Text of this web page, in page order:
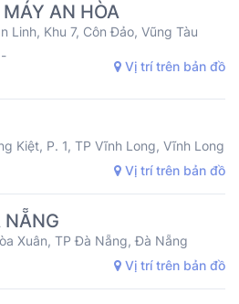
AN HÒA
Linh, Khu 7, Côn Đảo, Vũng Tàu
Vị trí trên bản đồ
Kiệt, P. 1, TP Vĩnh Long, Vĩnh Long
Vị trí trên bản đồ
Xuân, TP Đà Nẵng, Đà Nẵng
Vị trí trên bản đồ